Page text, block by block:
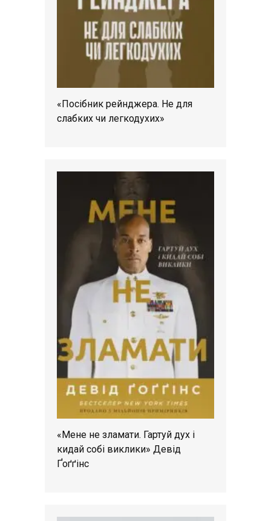
«Посібник рейнджера. Не для
слабких чи легкодухих»
«Мене не зламати. Гартуй дух і
кидай собі виклики» Девід
Ґоґґінс